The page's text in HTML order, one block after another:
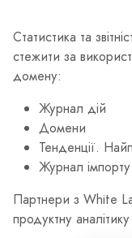
Статистика та
стежити за
домену:
Журнал дій
Домени
Тенденції.
Журнал імпорту
Партнери з White
продуктну